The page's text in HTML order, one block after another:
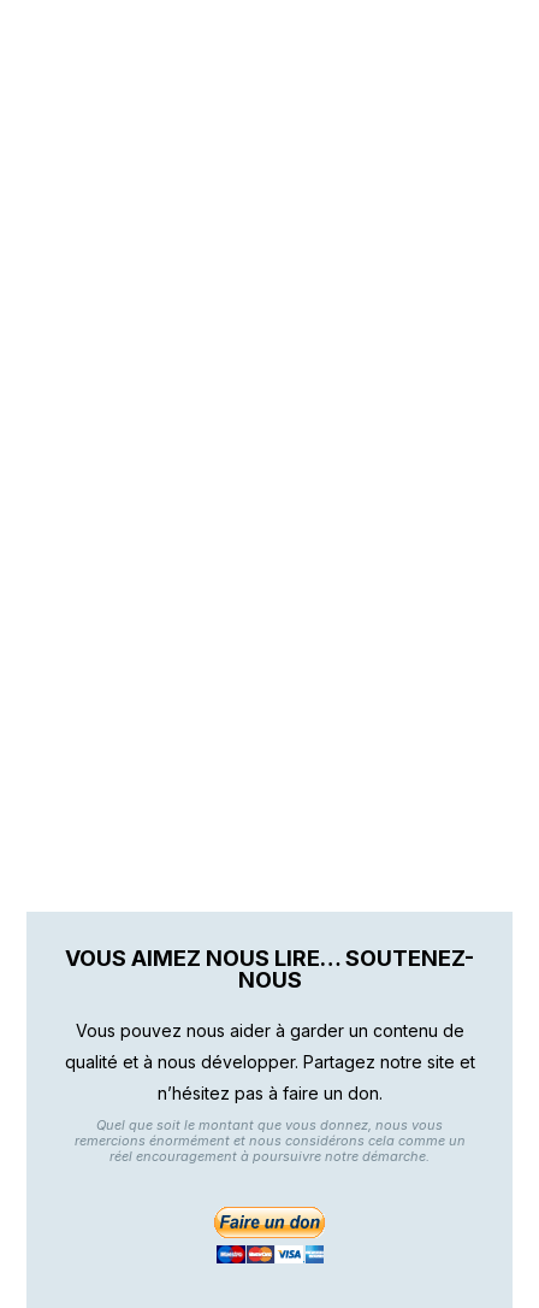
VOUS AIMEZ NOUS LIRE… SOUTENEZ-
NOUS
Vous pouvez nous aider à garder un contenu de
qualité et à nous développer. Partagez notre site et
n’hésitez pas à faire un don.
Quel que soit le montant que vous donnez, nous vous
remercions énormément et nous considérons cela comme un
réel encouragement à poursuivre notre démarche.